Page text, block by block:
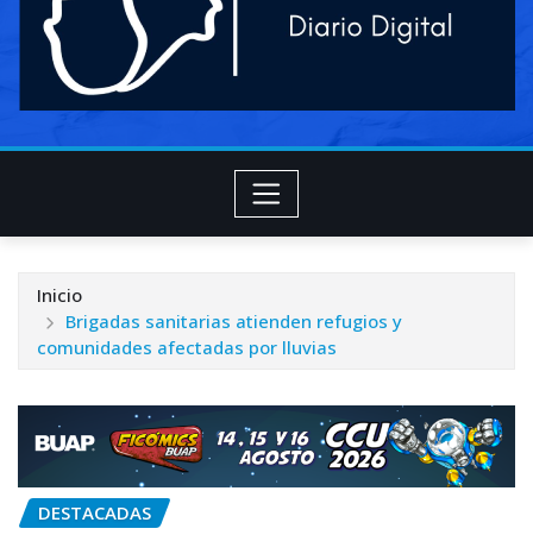
Inicio
Brigadas sanitarias atienden refugios y
comunidades afectadas por lluvias
DESTACADAS